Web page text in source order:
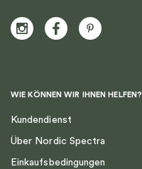
WIE KÖNNEN WIR IHNEN HELFEN?
Kundendienst
Über Nordic Spectra
Einkaufsbedingungen